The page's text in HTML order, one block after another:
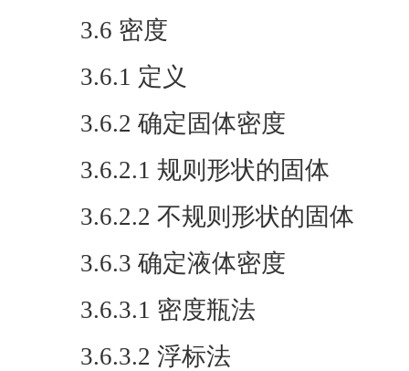
3.6 密度
3.6.1 定义
3.6.2 确定固体密度
3.6.2.1 规则形状的固体
3.6.2.2 不规则形状的固体
3.6.3 确定液体密度
3.6.3.1 密度瓶法
3.6.3.2 浮标法